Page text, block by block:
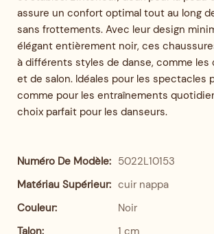
assure un confort optimal tout au long
sans frottements. Avec leur design
élégant entièrement noir, ces
à différents styles de danse, comme les
et de salon. Idéales pour les spectacles
comme pour les entraînements
choix parfait pour les danseurs.
Numéro De Modèle: 5022L10153
Matériau Supérieur: cuir nappa
Couleur:
Noir
Talon:
1 cm